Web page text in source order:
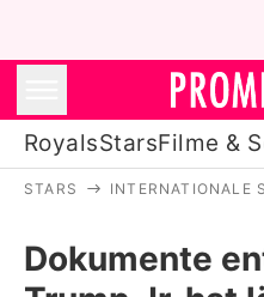
RoyalsStarsFilme &
STARS INTERNATIONALE
Dokumente